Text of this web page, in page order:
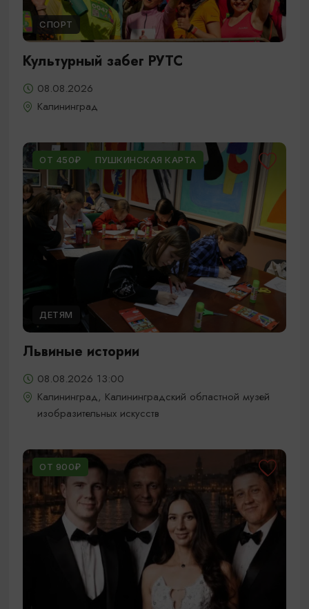
СПОРТ
Культурный забег РУТС
08.08.2026
Калининград
ОТ 450₽ ПУШКИНСКАЯ КАРТА
ДЕТЯМ
Львиные истории
08.08.2026 13:00
Калининград, Калининградский областной музей
изобразительных искусств
ОТ 900₽